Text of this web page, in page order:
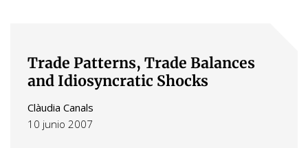
Trade Patterns, Trade Balances
and Idiosyncratic Shocks
Clàudia Canals
10 junio 2007